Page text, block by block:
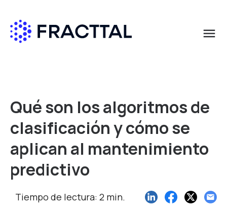
menu
Qué son los algoritmos de
clasificación y cómo se
aplican al mantenimiento
predictivo
Tiempo de lectura: 2 min.